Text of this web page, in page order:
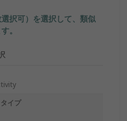
択可）を選択して、類似
。
イプ